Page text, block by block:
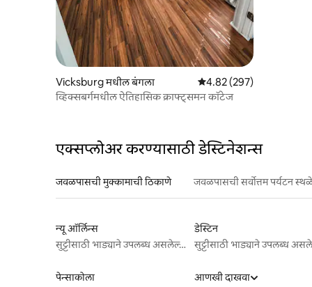
Vicksburg मधील बंगला 5 पैकी 4.82 सरासरी रेटिंग,
4.82 (297)
व्हिक्सबर्गमधील ऐतिहासिक क्राफ्ट्समन कॉटेज
एक्सप्लोअर करण्यासाठी डेस्टिनेशन्स
जवळपासची मुक्कामाची ठिकाणे जवळपासची सर्वोत्तम पर्यटन
न्यू ऑर्लिन्स
सुट्टीसाठी भाड्याने उपलब्ध असलेल्या जागा
डेस्टिन
पेन्साकोला
आणखी दाखवा